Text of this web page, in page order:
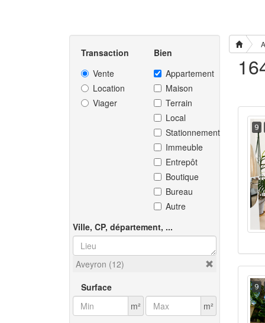
Transaction
Vente
Location
Viager
Bien
Appartement
Maison
Terrain
Local
Stationnement
Immeuble
Entrepôt
Boutique
Bureau
Autre
Ville, CP, département, ...
Aveyron (12)
Surface
m²
m²
9
9